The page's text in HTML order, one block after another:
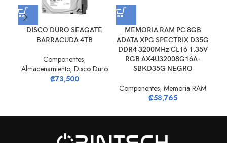
DISCO DURO SEAGATE
BARRACUDA 4TB
Componentes,
Almacenamiento, Disco Duro
₡73,500
MEMORIA RAM PC 8GB
ADATA XPG SPECTRIX D35G
DDR4 3200MHz CL16 1.35V
RGB AX4U32008G16A-
SBKD35G NEGRO
Componentes, Memoria RAM
₡58,765